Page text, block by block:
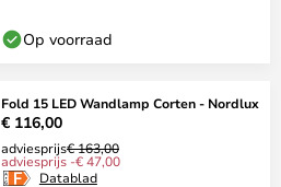
Op voorraad
Fold 15 LED Wandlamp Corten - Nordlux
€ 116,00
adviesprijs€ 163,00
adviesprijs -€ 47,00
Datablad